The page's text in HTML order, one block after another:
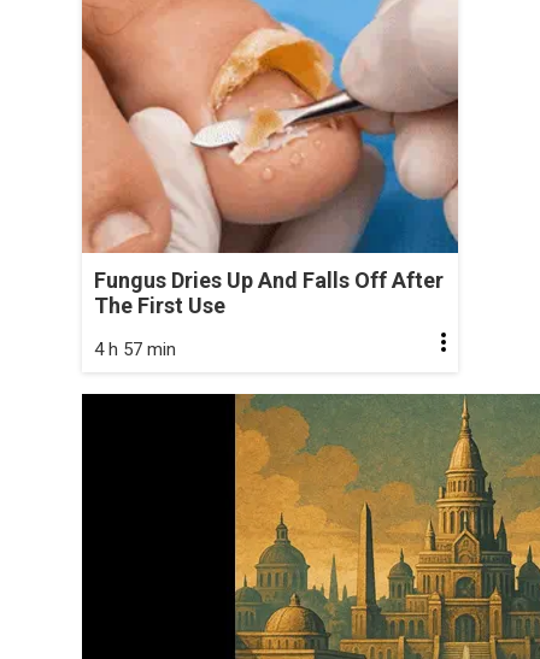
Fungus Dries Up And Falls Off After
The First Use
4 h 57 min